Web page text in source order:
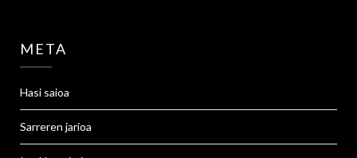
META
Hasi saioa
Sarreren jarioa